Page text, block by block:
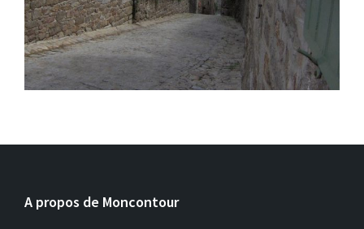
A propos de Moncontour